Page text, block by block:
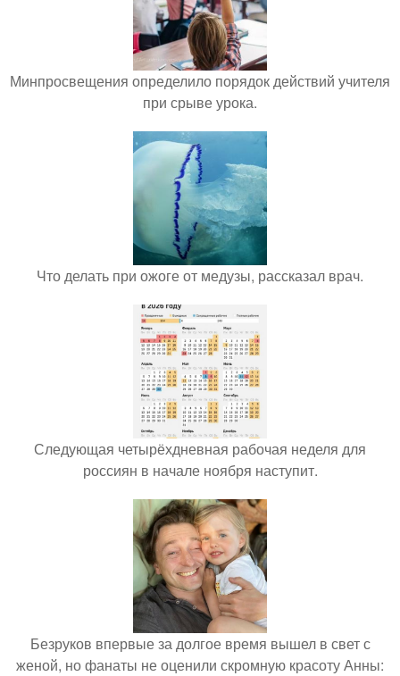
Минпросвещения определило порядок действий учителя
при срыве урока.
Что делать при ожоге от медузы, рассказал врач.
Следующая четырёхдневная рабочая неделя для
россиян в начале ноября наступит.
Безруков впервые за долгое время вышел в свет с
женой, но фанаты не оценили скромную красоту Анны: